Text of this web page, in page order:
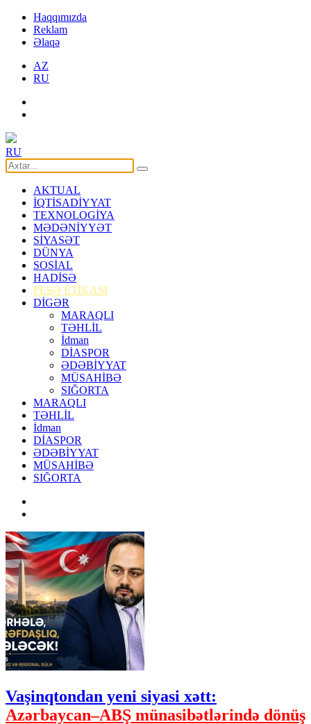
Haqqımızda
Reklam
Əlaqə
AZ
RU
RU
AKTUAL
İQTİSADİYYAT
TEXNOLOGİYA
MƏDƏNİYYƏT
SİYASƏT
DÜNYA
SOSİAL
HADİSƏ
PEŞƏ ETİKASI
DİGƏR
MARAQLI
TƏHLİL
İdman
DİASPOR
ƏDƏBİYYAT
MÜSAHİBƏ
SIĞORTA
MARAQLI
TƏHLİL
İdman
DİASPOR
ƏDƏBİYYAT
MÜSAHİBƏ
SIĞORTA
Vaşinqtondan yeni siyasi xətt:
Azərbaycan–ABŞ münasibətlərində dönüş